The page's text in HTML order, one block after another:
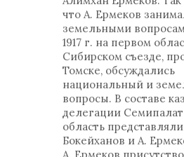
что А. Ермеков
земельными
1917 г. на первом
Сибирском съезде,
Томске, обсуждались
национальный и
вопросы. В составе
делегации
область
Бокейханов и А.